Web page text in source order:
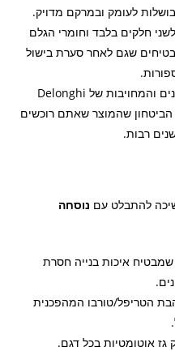
לעומק ובמרקם מדויק.
חלקים בלבד וחומרי הגלם
שגם לאחר סערת בישול
חייני הבטיחות המובנים והמחויבות של Delonghi
הביטחון שהמוצר שאתם רוכשים
רבות.
נוסחה
שמבטיח איכות בנייה חסרת
הטריפל/טורבו המהפכנית
גז אוטומטיות בכל דגם.